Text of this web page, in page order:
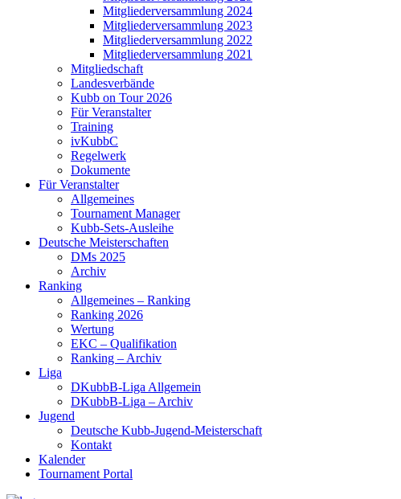
Mitgliederversammlung 2024
Mitgliederversammlung 2023
Mitgliederversammlung 2022
Mitgliederversammlung 2021
Mitgliedschaft
Landesverbände
Kubb on Tour 2026
Für Veranstalter
Training
ivKubbC
Regelwerk
Dokumente
Für Veranstalter
Allgemeines
Tournament Manager
Kubb-Sets-Ausleihe
Deutsche Meisterschaften
DMs 2025
Archiv
Ranking
Allgemeines – Ranking
Ranking 2026
Wertung
EKC – Qualifikation
Ranking – Archiv
Liga
DKubbB-Liga Allgemein
DKubbB-Liga – Archiv
Jugend
Deutsche Kubb-Jugend-Meisterschaft
Kontakt
Kalender
Tournament Portal